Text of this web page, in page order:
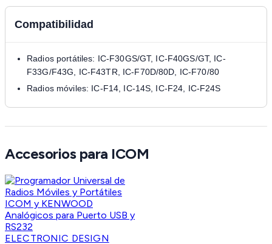
Compatibilidad
Radios portátiles: IC-F30GS/GT, IC-F40GS/GT, IC-
F33G/F43G, IC-F43TR, IC-F70D/80D, IC-F70/80
Radios móviles: IC-F14, IC-14S, IC-F24, IC-F24S
Accesorios para ICOM
ELECTRONIC DESIGN